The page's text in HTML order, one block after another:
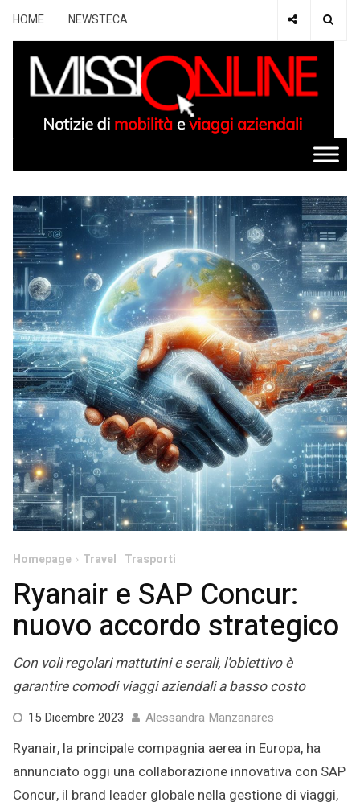
HOME NEWSTECA
Homepage Travel Trasporti
Ryanair e SAP Concur:
nuovo accordo strategico
Con voli regolari mattutini e serali, l'obiettivo è
garantire comodi viaggi aziendali a basso costo
15 Dicembre 2023 18
2023
Alessandra Manzanares
Ryanair, la principale compagnia aerea in Europa, ha
annunciato oggi una collaborazione innovativa con SAP
Concur, il brand leader globale nella gestione di viaggi,